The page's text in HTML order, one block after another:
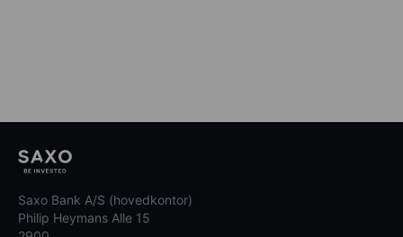
Saxo Bank A/S (hovedkontor)
Philip Heymans Alle 15